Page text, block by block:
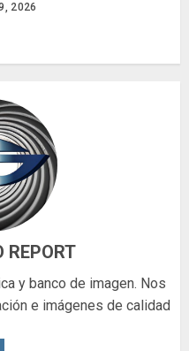
2026
REPORT
y banco de imagen. Nos
e imágenes de calidad